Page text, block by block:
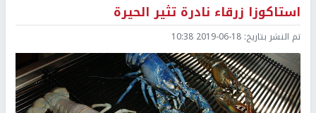
استاكوزا زرقاء نادرة تثير الحيرة
تم النشر بتاريخ: 2019-06-18 10:38